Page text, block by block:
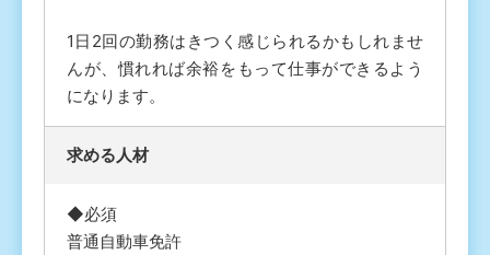
1日2回の勤務はきつく感じられるかもしれませ
んが、慣れれば余裕をもって仕事ができるよう
になります。
求める人材
◆必須
普通自動車免許